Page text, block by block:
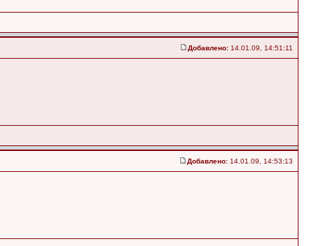
Добавлено: 14.01.09, 14:51:11
Добавлено: 14.01.09, 14:53:13